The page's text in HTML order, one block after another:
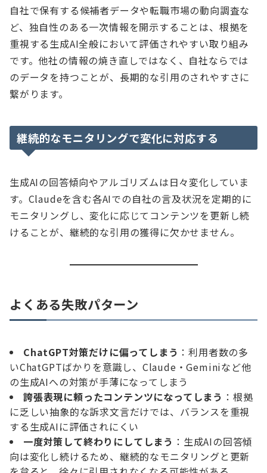
自社で保有する候補者データや転職市場の動向調査な
ど、独自性のある一次情報を開示することは、根拠を
重視する生成AI全般において評価されやすい取り組み
です。他社の情報の焼き直しではなく、自社ならでは
のデータを持つことが、長期的な引用のされやすさに
繋がります。
継続的なモニタリングで変化に対応する
生成AIの回答傾向やアルゴリズムは日々変化していま
す。Claudeを含む各AIでの自社の言及状況を定期的に
モニタリングし、変化に応じてコンテンツを更新し続
けることが、継続的な引用の獲得に欠かせません。
よくある失敗パターン
ChatGPT対策だけに偏ってしまう ：利用者数の多
いChatGPTばかりを意識し、Claude・Geminiなど他
の生成AIへの対策が手薄になってしまう
誇張表現に頼ったコンテンツになってしまう ：根拠
に乏しい抽象的な訴求文言だけでは、バランスを重視
する生成AIに評価されにくい
一度対策して終わりにしてしまう ：生成AIの回答傾
向は変化し続けるため、継続的なモニタリングと更新